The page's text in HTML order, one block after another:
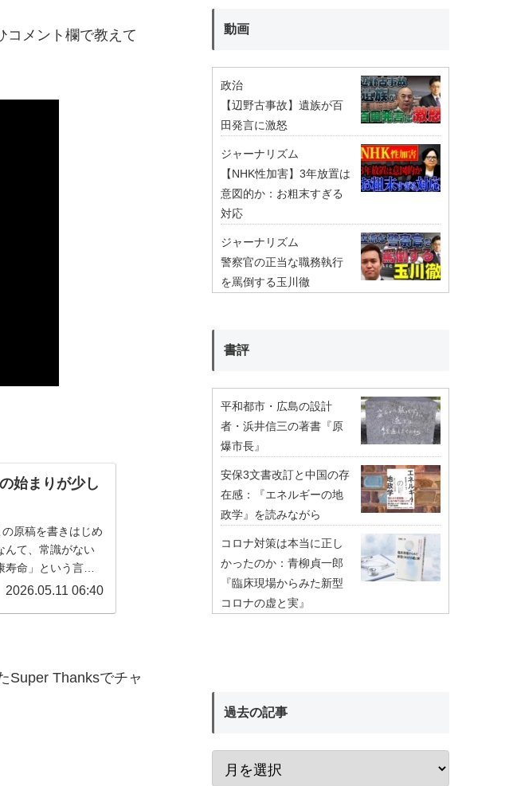
コメント欄で教えて
始まりが少し
原稿を書きはじめ
んて、常識がない
寿命」という言葉
2026.05.11 06:40
Super Thanksでチャ
動画
政治
【辺野古事故】遺族が百
田発言に激怒
ジャーナリズム
【NHK性加害】3年放置は
意図的か：お粗末すぎる
対応
ジャーナリズム
警察官の正当な職務執行
を罵倒する玉川徹
書評
平和都市・広島の設計
者・浜井信三の著書『原
爆市長』
安保3文書改訂と中国の存
在感：『エネルギーの地
政学』を読みながら
コロナ対策は本当に正し
かったのか：青柳貞一郎
『臨床現場からみた新型
コロナの虚と実』
過去の記事